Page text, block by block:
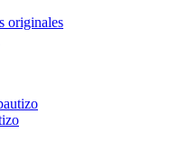
originales